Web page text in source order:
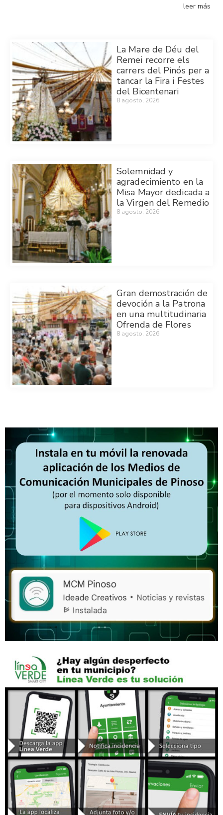
leer más
La Mare de Déu del
Remei recorre els
carrers del Pinós per a
tancar la Fira i Festes
del Bicentenari
8 agosto, 2026
Solemnidad y
agradecimiento en la
Misa Mayor dedicada a
la Virgen del Remedio
8 agosto, 2026
Gran demostración de
devoción a la Patrona
en una multitudinaria
Ofrenda de Flores
8 agosto, 2026